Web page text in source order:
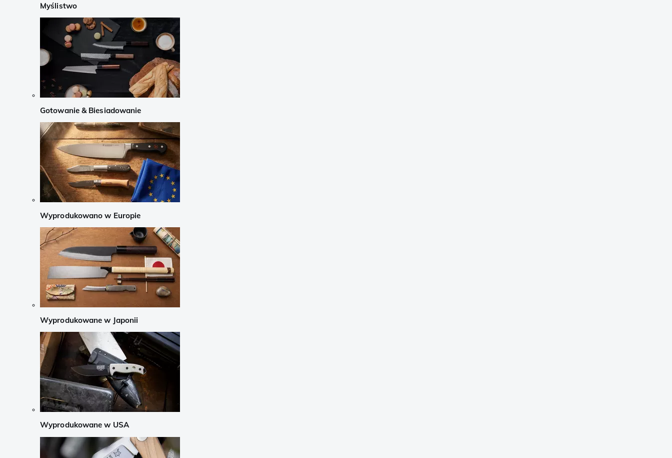
Myślistwo
Gotowanie & Biesiadowanie
Wyprodukowano w Europie
Wyprodukowane w Japonii
Wyprodukowane w USA